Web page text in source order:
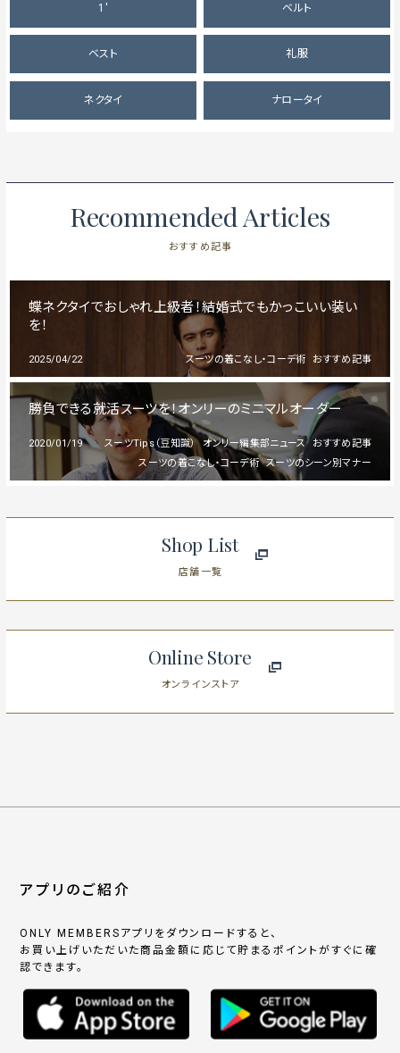
1' ベルト
ベスト 礼服
ネクタイ ナロータイ
Recommended Articles
おすすめ記事
蝶ネクタイでおしゃれ上級者！結婚式でもかっこいい装い
を！
2025/04/22 おすすめ記事
スーツの着こなし・コーデ術
勝負できる就活スーツを！オンリーのミニマルオーダー
2020/01/19 おすすめ記事
オンリー編集部ニュース
スーツTips（豆知識）
スーツのシーン別マナー
スーツの着こなし・コーデ術
Shop List
店舗一覧
Online Store
オンラインストア
アプリのご紹介
ONLY MEMBERSアプリをダウンロードすると、
お買い上げいただいた商品金額に応じて貯まるポイントがすぐに確
認できます。